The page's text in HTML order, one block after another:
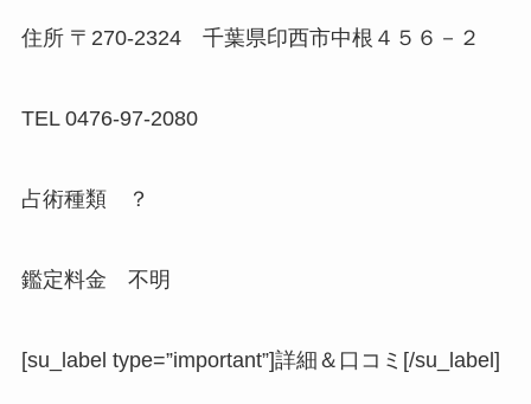
住所 〒270-2324 千葉県印西市中根４５６－２
TEL 0476-97-2080
占術種類 ？
鑑定料金 不明
[su_label type=”important”]詳細＆口コミ[/su_label]